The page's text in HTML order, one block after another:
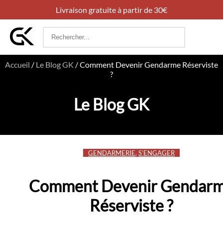
Livraison gratuite à partir de 30€
Rechercher
Accueil / Le Blog GK /Comment Devenir Gendarme Réserviste
?
Le Blog GK
GENDARMERIE, S’ENGAGER
Comment Devenir
Réserviste ?